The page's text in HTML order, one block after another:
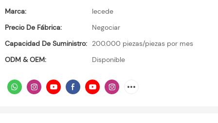
Marca:
lecede
Precio De Fábrica:
Negociar
Capacidad De Suministro:
200.000 piezas/piezas por mes
ODM & OEM:
Disponible